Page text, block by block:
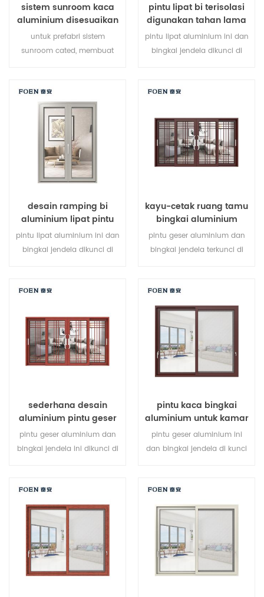
sistem sunroom kaca
aluminium disesuaikan
untuk prefabri sistem
sunroom cated, membuat
pintu lipat bi terisolasi
digunakan tahan lama
untuk hotel tepi laut
pintu lipat aluminium ini dan
bingkai jendela dikunci di
anti-pencurian sangat baik.
memenuhi berbagai
kebutuhan arsitektur.
desain ramping bi
aluminium lipat pintu
kaca ganda
pintu lipat aluminium ini dan
bingkai jendela dikunci di
anti-pencurian sangat baik.
memenuhi berbagai
kebutuhan arsitektur.
kayu-cetak ruang tamu
bingkai aluminium
sistem jendela geser
pintu geser aluminium dan
bingkai jendela terkunci di
anti-pencurian sangat baik.
berbagai jenis pintu untuk
kebutuhan arsitektur.
sederhana desain
aluminium pintu geser
cetak kayu kamar tidur
pintu geser aluminium dan
bingkai jendela ini dikunci di
keselamatan sangat baik.
berbagai jenis pintu untuk
kebutuhan arsitektur.
pintu kaca bingkai
aluminium untuk kamar
mandi internal
pintu geser aluminium ini
dan bingkai jendela di kunci
anti-pencurian sangat baik.
berbagai jenis pintu untuk
kebutuhan arsitektur